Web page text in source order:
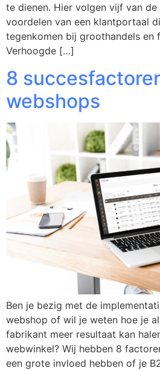
te dienen. Hier volgen vijf van
voordelen van een klantportaal
tegenkomen bij groothandels en
Verhoogde […]
8
webshops
Ben je bezig met de
webshop of wil je weten hoe je
fabrikant meer resultaat kan
webwinkel? Wij hebben 8
een grote invloed hebben of je